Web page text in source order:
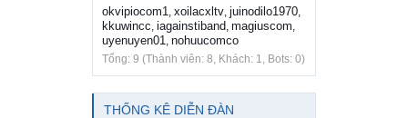
okvipiocom1 xoilacxltv juinodilo1970
kkuwincc iagainstiband magiuscom
uyenuyen01 nohuucomco
Tổng: 9 (Thành viên: 8, Khách: 1, Bots: 0)
THỐNG KÊ DIỄN ĐÀN